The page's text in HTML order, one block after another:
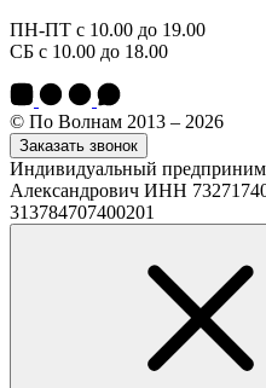
ПН-ПТ с 10.00 до 19.00
СБ с 10.00 до 18.00
© По Волнам 2013 – 2026
Заказать звонок
Индивидуальный
Александрович ИНН
313784707400201